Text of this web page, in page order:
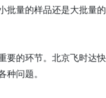
批量的样品还是大批量
要的环节。北京飞时达
种问题。